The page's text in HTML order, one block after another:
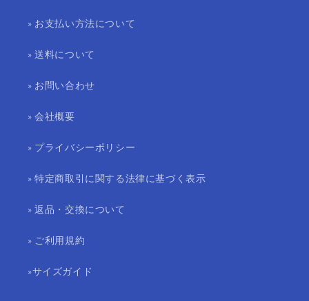
» お支払い方法について
» 送料について
» お問い合わせ
» 会社概要
» プライバシーポリシー
» 特定商取引に関する法律に基づく表示
» 返品・交換について
» ご利用規約
»サイズガイド